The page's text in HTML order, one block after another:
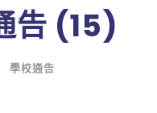
告 (15)
學校通告